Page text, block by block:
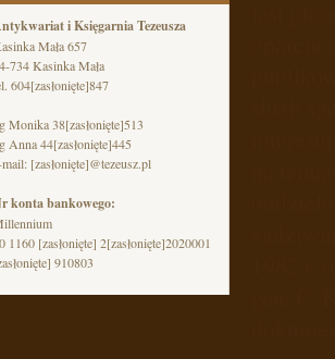
i Księgarnia Tezeusza
Mała 657
734 Kasinka Mała
604[zasłonięte]847
Monika 38[zasłonięte]513
Anna 44[zasłonięte]445
mail: [zasłonięte]@tezeusz.pl
konta bankowego:
1160 [zasłonięte] 2[zasłonięte]2020001
910803